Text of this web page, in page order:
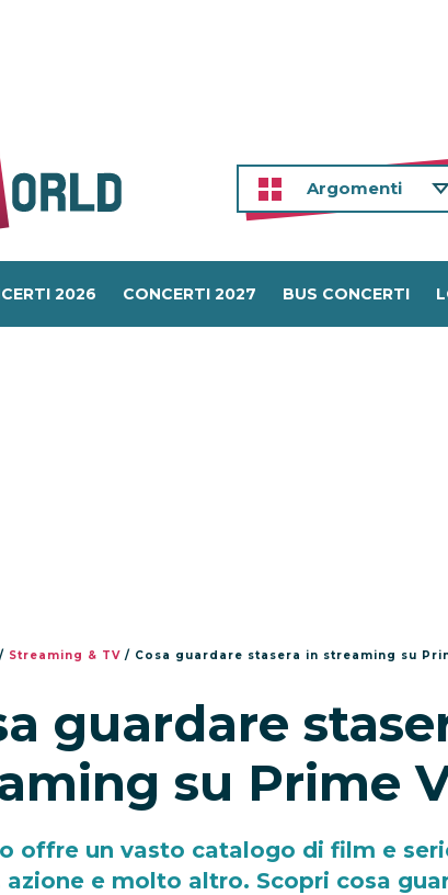
Argomenti
2026 CONCERTI 2027 BUS CONCERTI
/ Streaming & TV/ Cosa guardare stasera in streaming su
guardare
su Prime
offre un vasto catalogo di film e
e molto altro. Scopri cosa